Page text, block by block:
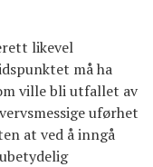
likevel
må ha
ville bli utfallet av
uførhet
at ved å inngå